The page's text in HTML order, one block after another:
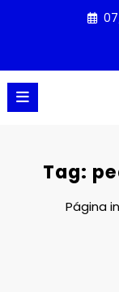
Tag:
Página